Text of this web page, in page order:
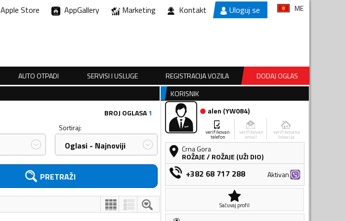
Apple Store AppGallery Marketing Kontakt Uloguj se ME
AUTO OTPADI SERVISI I USLUGE REGISTRACIJA VOZILA
DODAJ OGLAS
BROJ OGLASA1
Sortiraj:
Oglasi - Najnoviji
PRETRAŽI
KORISNIK
alen (YW084)
verifikovan
telefon
verifikovan
email
verifikovana
lokacija
Crna Gora
ROŽAJE/ ROŽAJE (UŽI DIO)
+382 68 717 288 Aktivan
Sačuvaj profil